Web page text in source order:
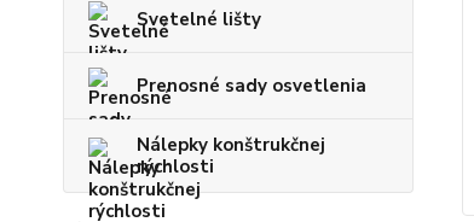
Svetelné lišty
Prenosné sady osvetlenia
Nálepky konštrukčnej
rýchlosti